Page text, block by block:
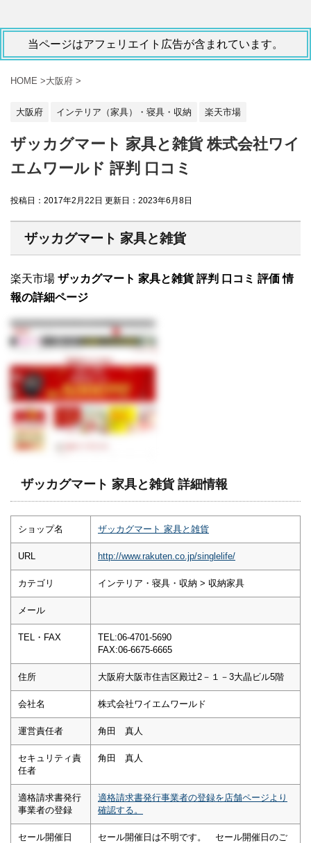
当ページはアフェリエイト広告が含まれています。
HOME >大阪府 >
大阪府 インテリア（家具）・寝具・収納 楽天市場
ザッカグマート 家具と雑貨 株式会社ワイ
エムワールド 評判 口コミ
投稿日：2017年2月22日 更新日： 2023年6月8日
ザッカグマート 家具と雑貨
楽天市場 ザッカグマート 家具と雑貨 評判 口コミ 評価 情
報の詳細ページ
ザッカグマート 家具と雑貨 詳細情報
ショップ名 ザッカグマート 家具と雑貨
URL http://www.rakuten.co.jp/singlelife/
カテゴリ インテリア・寝具・収納 > 収納家具
メール
TEL・FAX
TEL:06-4701-5690
FAX:06-6675-6665
住所 大阪府大阪市住吉区殿辻2－１－3大晶ビル5階
会社名 株式会社ワイエムワールド
運営責任者 角田 真人
セキュリティ責
任者
角田 真人
適格請求書発行
事業者の登録
適格請求書発行事業者の登録を店舗ページより
確認する。
セール開催日
セール開催日は不明です。 セール開催日のご